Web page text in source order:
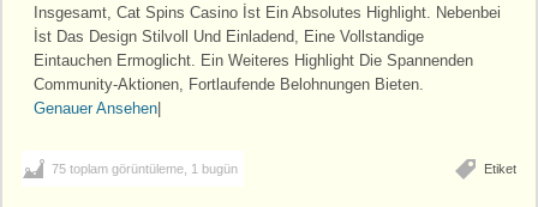
Insgesamt, Cat Spins Casino İst Ein Absolutes Highlight. Nebenbei
İst Das Design Stilvoll Und Einladend, Eine Vollstandige
Eintauchen Ermoglicht. Ein Weiteres Highlight Die Spannenden
Community-Aktionen, Fortlaufende Belohnungen Bieten.
Genauer Ansehen
Etiket
75 toplam görüntüleme, 1 bugün